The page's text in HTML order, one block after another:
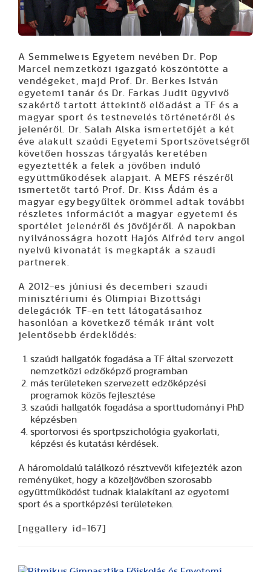
A Semmelweis Egyetem nevében Dr. Pop
Marcel nemzetközi igazgató köszöntötte a
vendégeket, majd Prof. Dr. Berkes István
egyetemi tanár és Dr. Farkas Judit ügyvivő
szakértő tartott áttekintő előadást a TF és a
magyar sport és testnevelés történetéről és
jelenéről. Dr. Salah Alska ismertetőjét a két
éve alakult szaúdi Egyetemi Sportszövetségről
követően hosszas tárgyalás keretében
egyeztették a felek a jövőben induló
együttműködések alapjait. A MEFS részéről
ismertetőt tartó Prof. Dr. Kiss Ádám és a
magyar egybegyűltek örömmel adtak további
részletes információt a magyar egyetemi és
sportélet jelenéről és jövőjéről. A napokban
nyilvánosságra hozott Hajós Alfréd terv angol
nyelvű kivonatát is megkapták a szaudi
partnerek.
A 2012-es júniusi és decemberi szaudi
minisztériumi és Olimpiai Bizottsági
delegációk TF-en tett látogatásaihoz
hasonlóan a következő témák iránt volt
jelentősebb érdeklődés:
szaúdi hallgatók fogadása a TF által szervezett
nemzetközi edzőképző programban
más területeken szervezett edzőképzési
programok közös fejlesztése
szaúdi hallgatók fogadása a sporttudományi PhD
képzésben
sportorvosi és sportpszichológia gyakorlati,
képzési és kutatási kérdések.
A háromoldalú találkozó résztvevői kifejezték azon
reményüket, hogy a közeljövőben szorosabb
együttműködést tudnak kialakítani az egyetemi
sport és a sportképzési területeken.
[nggallery id=167]